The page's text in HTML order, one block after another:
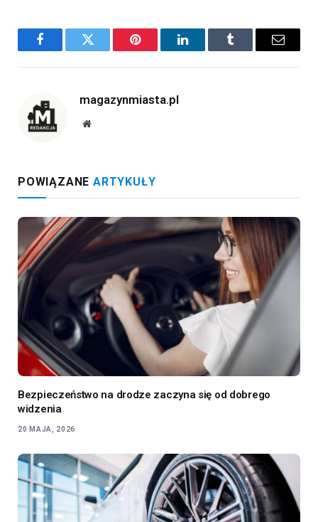
FacebookTwitter Pinterest LinkedInTumblr Email
magazynmiasta.pl
Website
POWIĄZANE ARTYKUŁY
Bezpieczeństwo na drodze zaczyna się od dobrego
widzenia
20 MAJA, 2026